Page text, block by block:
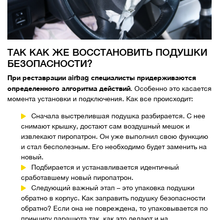
ТАК КАК ЖЕ ВОССТАНОВИТЬ ПОДУШКИ
БЕЗОПАСНОСТИ?
При реставрации airbag специалисты придерживаются
определенного алгоритма действий. Особенно это касается
момента установки и подключения. Как все происходит:
Сначала выстрелившая подушка разбирается. С нее
снимают крышку, достают сам воздушный мешок и
извлекают пиропатрон. Он уже выполнил свою функцию
и стал бесполезным. Его необходимо будет заменить на
новый.
Подбирается и устанавливается идентичный
сработавшему новый пиропатрон.
Следующий важный этап – это упаковка подушки
обратно в корпус. Как заправить подушку безопасности
обратно? Если она не повреждена, то упаковывается по